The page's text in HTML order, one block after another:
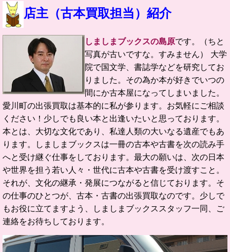
店主（古本買取担当）紹介
しましまブックスの島原です。（ちと
写真が古いですな。すみません） 大学
院で国文学、書誌学などを研究してお
りました。 その為か本が好きでいつの
間にか古本屋になってしまいました。
愛川町の出張買取は基本的に私が参ります。お気軽にご相談
ください！ 少しでも良い本と出逢いたいと思っております。
本とは、大切な文化であり、私達人類の大いなる遺産でもあ
ります。
しましまブックスは一冊の古本や古書を次の読み手
へと受け継ぐ仕事をしております。 最大の願いは、次の日本
や世界を担う若い人々・世代に古本や古書を受け渡すこと。
それが、文化の継承・発展につながると信じております。 そ
の仕事のひとつが、古本・古書の出張買取なのです。 少しで
もお役に立てますよう、しましまブックススタッフ一同、ご
連絡をお待ちしております。